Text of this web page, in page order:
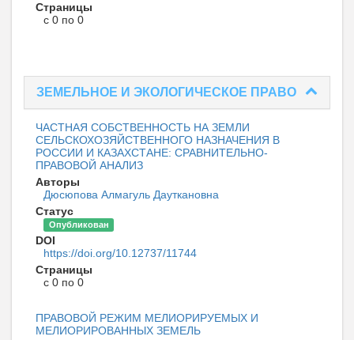
Страницы
с 0 по 0
ЗЕМЕЛЬНОЕ И ЭКОЛОГИЧЕСКОЕ ПРАВО
ЧАСТНАЯ СОБСТВЕННОСТЬ НА ЗЕМЛИ
СЕЛЬСКОХОЗЯЙСТВЕННОГО НАЗНАЧЕНИЯ В
РОССИИ И КАЗАХСТАНЕ: СРАВНИТЕЛЬНО-
ПРАВОВОЙ АНАЛИЗ
Авторы
Дюсюпова Алмагуль Дауткановна
Статус
Опубликован
DOI
https://doi.org/10.12737/11744
Страницы
с 0 по 0
ПРАВОВОЙ РЕЖИМ МЕЛИОРИРУЕМЫХ И
МЕЛИОРИРОВАННЫХ ЗЕМЕЛЬ